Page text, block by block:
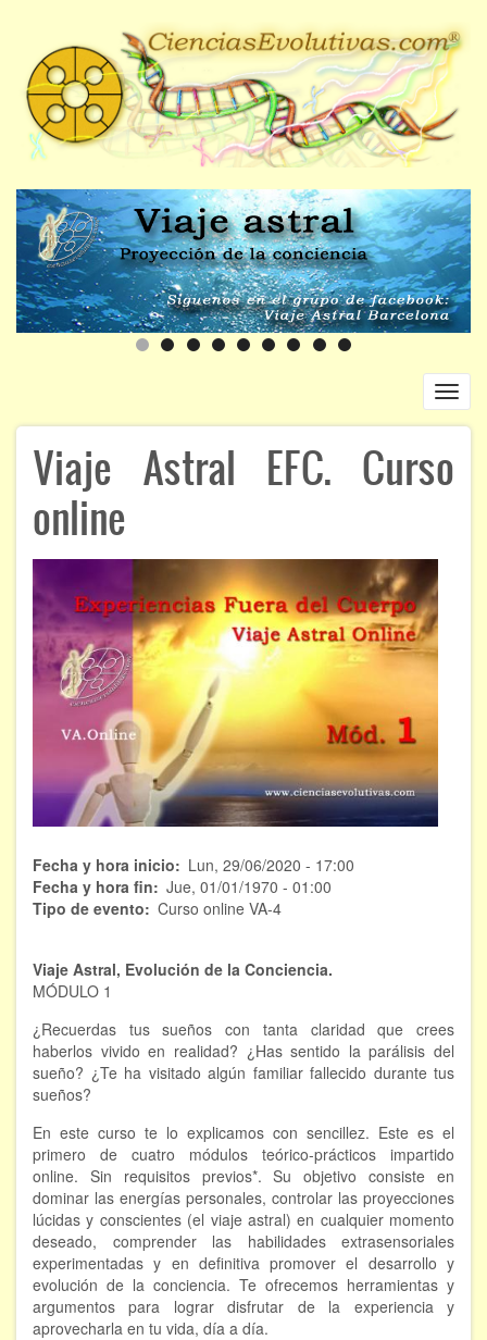
contenido
principal
Navegación
principal
INICIO
ÁREAS DE CONOCIMIENTO
Chamanismo
Flores de Bach
Hipnosis
Los cristales de cuarzo
Radiestesia
Runas
Tarot
Viaje astral
EVENTOS
Viaje Astral, Evolución de la conciencia
Limpieza de las energías - - Próximamente TALLER
PRÁCTICO
NOTICIAS Y ENTREVISTAS
TERAPIAS
Aura y energías. Limpieza
Viaje Astral EFC. Curso
online
Fecha y hora inicio
Lun, 29/06/2020 - 17:00
Fecha y hora fin
Jue, 01/01/1970 - 01:00
Tipo de evento
Curso online VA-4
Viaje Astral, Evolución de la Conciencia.
MÓDULO 1
¿Recuerdas tus sueños con tanta claridad que crees
haberlos vivido en realidad? ¿Has sentido la parálisis del
sueño? ¿Te ha visitado algún familiar fallecido durante tus
sueños?
En este curso te lo explicamos con sencillez. Este es el
primero de cuatro módulos teórico-prácticos impartido
online. Sin requisitos previos*. Su objetivo consiste en
dominar las energías personales, controlar las proyecciones
lúcidas y conscientes (el viaje astral) en cualquier momento
deseado, comprender las habilidades extrasensoriales
experimentadas y en definitiva promover el desarrollo y
evolución de la conciencia. Te ofrecemos herramientas y
argumentos para lograr disfrutar de la experiencia y
aprovecharla en tu vida, día a día.